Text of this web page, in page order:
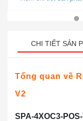
CHI TIẾT SẢN
Tổng quan về
V2
SPA-4XOC3-